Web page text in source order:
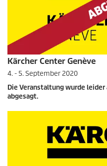
Kärcher Center Genève
4. - 5. September 2020
Die Veranstaltung wurde
abgesagt.